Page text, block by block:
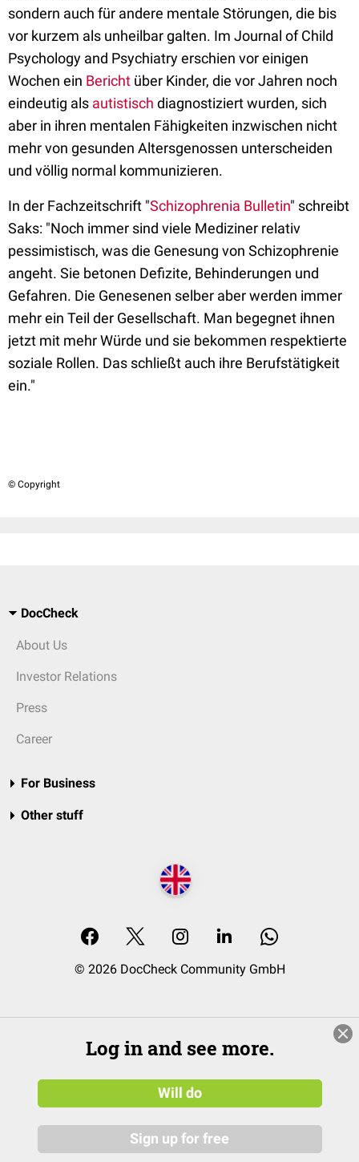
sondern auch für andere mentale Störungen, die bis
vor kurzem als unheilbar galten. Im Journal of Child
Psychology and Psychiatry erschien vor einigen
Wochen ein Bericht über Kinder, die vor Jahren noch
eindeutig als autistisch diagnostiziert wurden, sich
aber in ihren mentalen Fähigkeiten inzwischen nicht
mehr von gesunden Altersgenossen unterscheiden
und völlig normal kommunizieren.
In der Fachzeitschrift "Schizophrenia Bulletin" schreibt
Saks: "Noch immer sind viele Mediziner relativ
pessimistisch, was die Genesung von Schizophrenie
angeht. Sie betonen Defizite, Behinderungen und
Gefahren. Die Genesenen selber aber werden immer
mehr ein Teil der Gesellschaft. Man begegnet ihnen
jetzt mit mehr Würde und sie bekommen respektierte
soziale Rollen. Das schließt auch ihre Berufstätigkeit
ein."
© Copyright
DocCheck
About Us
Investor Relations
Press
Career
For Business
Other stuff
© 2026 DocCheck Community GmbH
Log in and see more.
Will do
Sign up for free